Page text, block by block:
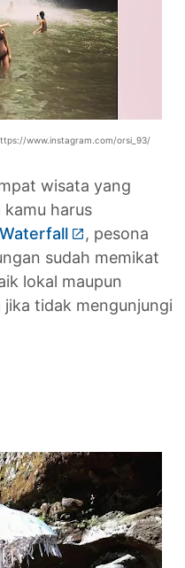
www.instagram.com/orsi_93/
wisata yang
kamu harus
, pesona
sudah memikat
lokal maupun
tidak mengunjungi